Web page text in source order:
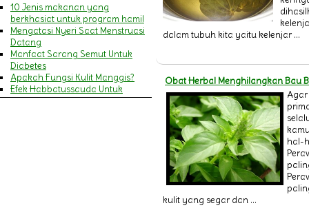
10 Jenis makanan yang
berkhasiat untuk program hamil
Mengatasi Nyeri Saat Menstruasi
Datang
Manfaat Sarang Semut Untuk
Diabetes
Apakah Fungsi Kulit Manggis?
Efek Habbatussauda Untuk
Amandel
dalam tubuh kita yaitu kelenjar ...
Obat Herbal Menghilangkan Bau
hal-
kulit yang segar dan ...